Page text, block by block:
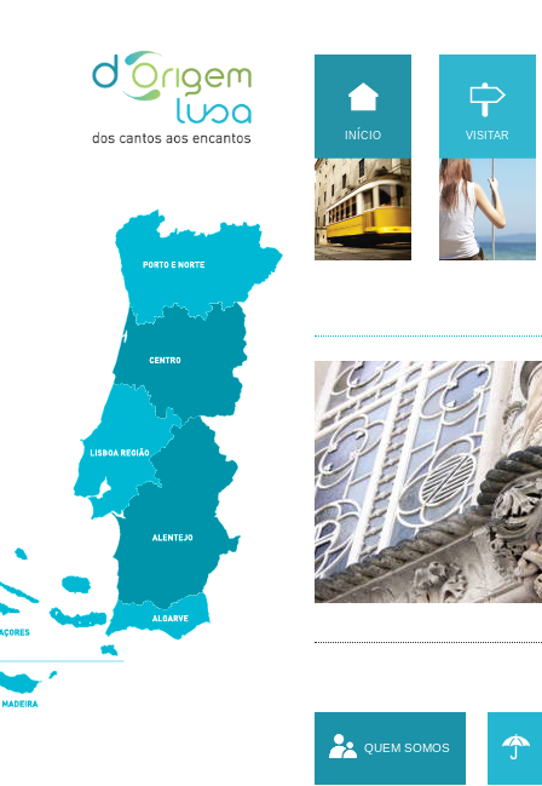
INÍCIO VISITAR
QUEM SOMOS